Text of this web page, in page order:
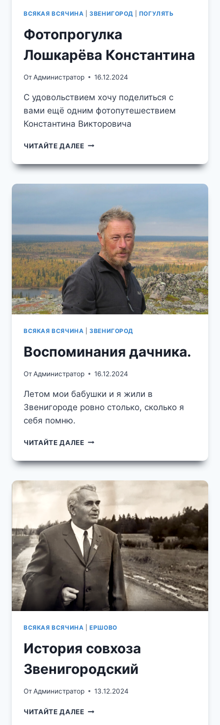
ВСЯКАЯ ВСЯЧИНА |ЗВЕНИГОРОД ПОГУЛЯТЬ
Фотопрогулка
Лошкарёва Константина
ОтАдминистратор 16.12.2024
С удовольствием хочу поделиться с
вами ещё одним фотопутешествием
Константина Викторовича
ЧИТАЙТЕ ДАЛЕЕФОТОПРОГУЛКА
КОНСТАНТИНА
ВСЯКАЯ ВСЯЧИНА |ЗВЕНИГОРОД
Воспоминания дачника.
ОтАдминистратор 16.12.2024
Летом мои бабушки и я жили в
Звенигороде ровно столько, сколько я
себя помню.
ЧИТАЙТЕ ДАЛЕЕВОСПОМИНАНИЯ
ВСЯКАЯ ВСЯЧИНА |ЕРШОВО
История совхоза
Звенигородский
ОтАдминистратор 13.12.2024
ЧИТАЙТЕ ДАЛЕЕИСТОРИЯ